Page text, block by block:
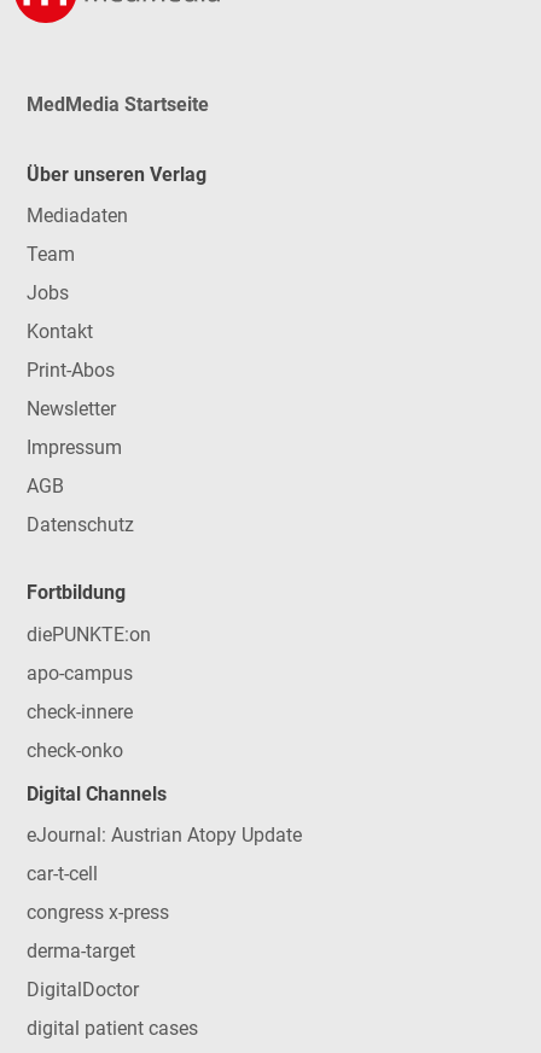
MedMedia Startseite
Über unseren Verlag
Mediadaten
Team
Jobs
Kontakt
Print-Abos
Newsletter
Impressum
AGB
Datenschutz
Fortbildung
diePUNKTE:on
apo-campus
check-innere
check-onko
Digital Channels
eJournal: Austrian Atopy Update
car-t-cell
congress x-press
derma-target
DigitalDoctor
digital patient cases